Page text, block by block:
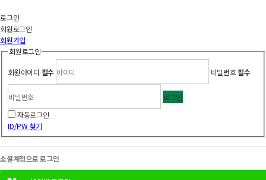
로그인
회원로그인
회원가입
회원로그인
회원아이디 필수 비밀번호필수
로그인
자동로그인
ID/PW 찾기
소셜계정으로 로그인